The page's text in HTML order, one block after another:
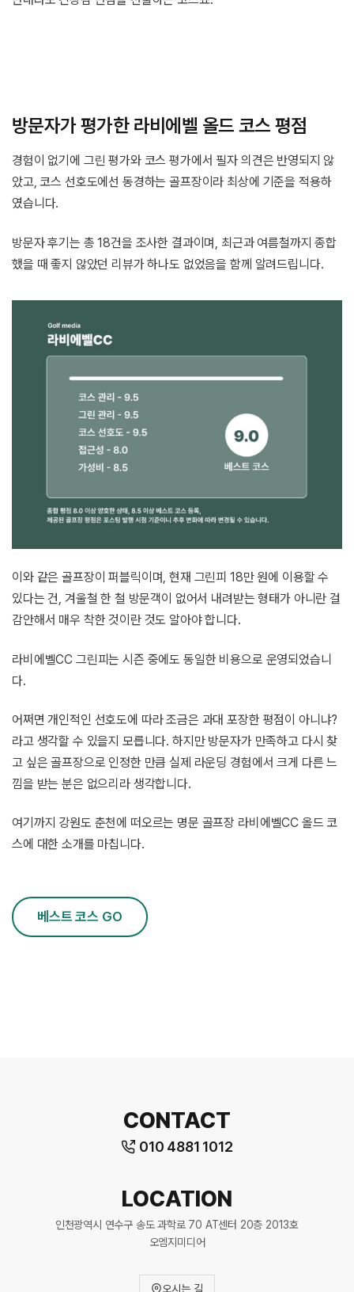
방문자가 평가한 라비에벨 올드 코스 평점
경험이 없기에 그린 평가와 코스 평가에서 필자 의견은 반영되지 않
았고, 코스 선호도에선 동경하는 골프장이라 최상에 기준을 적용하
였습니다.
방문자 후기는 총 18건을 조사한 결과이며, 최근과 여름철까지 종합
했을 때 좋지 않았던 리뷰가 하나도 없었음을 함께 알려드립니다.
이와 같은 골프장이 퍼블릭이며, 현재 그린피 18만 원에 이용할 수
있다는 건, 겨울철 한 철 방문객이 없어서 내려받는 형태가 아니란 걸
감안해서 매우 착한 것이란 것도 알아야 합니다.
라비에벨CC 그린피는 시즌 중에도 동일한 비용으로 운영되었습니
다.
어쩌면 개인적인 선호도에 따라 조금은 과대 포장한 평점이 아니냐?
라고 생각할 수 있을지 모릅니다. 하지만 방문자가 만족하고 다시 찾
고 싶은 골프장으로 인정한 만큼 실제 라운딩 경험에서 크게 다른 느
낌을 받는 분은 없으리라 생각합니다.
여기까지 강원도 춘천에 떠오르는 명문 골프장 라비에벨CC 올드 코
스에 대한 소개를 마칩니다.
베스트 코스 GO
CONTACT
010 4881 1012
LOCATION
인천광역시 연수구 송도 과학로 70 AT센터 20층 2013호
오엠지미디어
오시는 길